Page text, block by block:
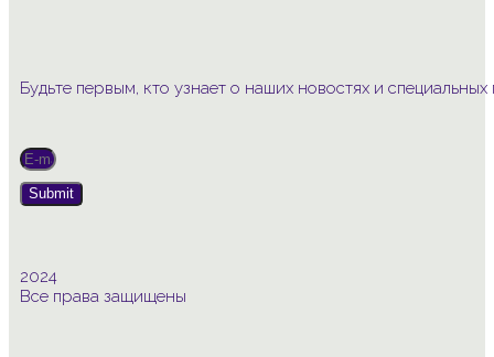
Будьте первым, кто узнает о наших новостях и
Submit
2024
Все права защищены